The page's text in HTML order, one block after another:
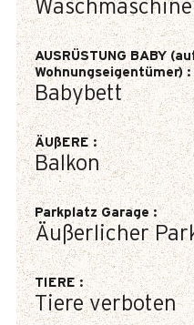
Waschmaschine
AUSRÜSTUNG BABY
Wohnungseigentümer):
Babybett
ÄUßERE :
Balkon
Parkplatz Garage :
Äußerlicher
TIERE:
Tiere verboten